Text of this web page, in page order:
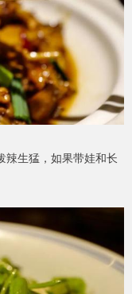
辣生猛，如果带娃和长